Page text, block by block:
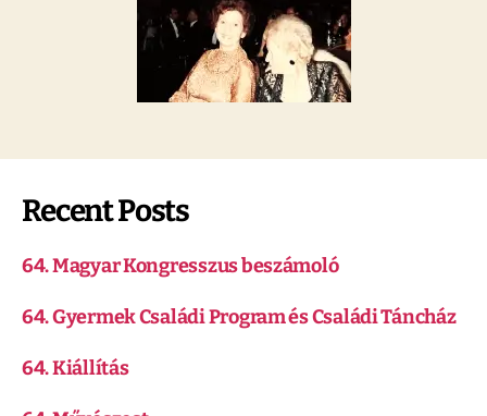
Recent Posts
64. Magyar Kongresszus beszámoló
64. Gyermek Családi Program és Családi Táncház
64. Kiállítás